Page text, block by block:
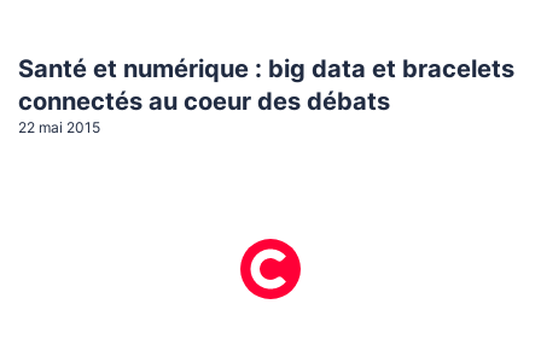
Santé et numérique : big data et bracelets
connectés au coeur des débats
22 mai 2015